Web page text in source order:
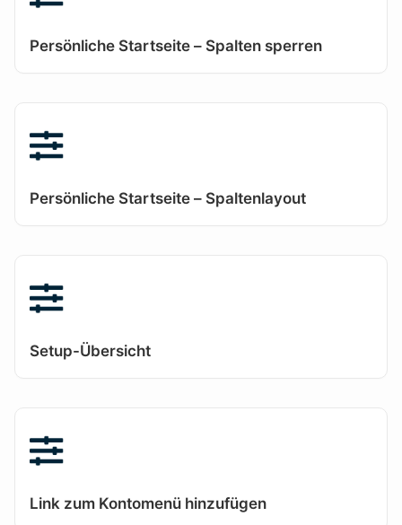
Persönliche Startseite – Spalten sperren
Persönliche Startseite – Spaltenlayout
Setup-Übersicht
Link zum Kontomenü hinzufügen